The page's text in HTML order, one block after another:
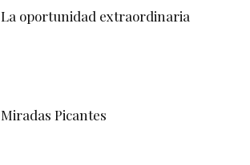
La oportunidad extraordinaria
Miradas Picantes